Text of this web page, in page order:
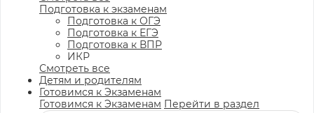
Подготовка к экзаменам
Подготовка к ОГЭ
Подготовка к ЕГЭ
Подготовка к ВПР
ИКР
Смотреть все
Детям и родителям
Готовимся к Экзаменам
Готовимся к Экзаменам Перейти в раздел